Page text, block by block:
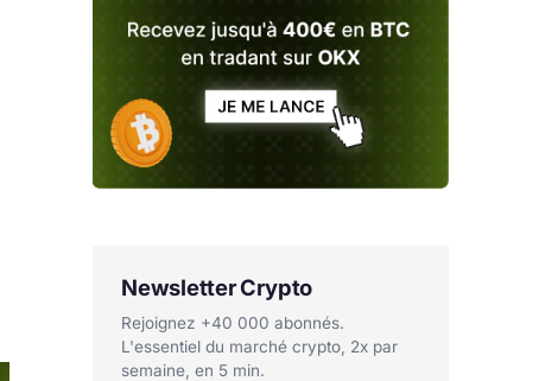
Newsletter Crypto
Rejoignez +40 000 abonnés.
L'essentiel du marché crypto, 2x par
semaine, en 5 min.